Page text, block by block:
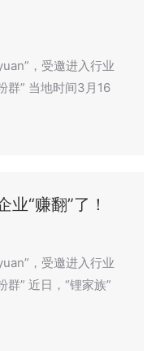
，受邀进入行业
” 当地时间3月16
“赚翻”了！
，受邀进入行业
” 近日，“锂家族”